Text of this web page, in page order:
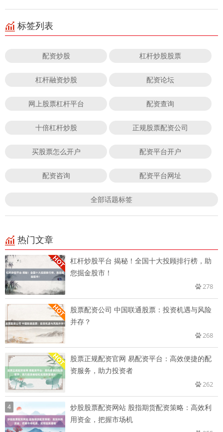
标签列表
配资炒股 杠杆炒股股票
杠杆融资炒股 配资论坛
网上股票杠杆平台 配资查询
十倍杠杆炒股 正规股票配资公司
买股票怎么开户 配资平台开户
配资咨询 配资平台网址
全部话题标签
热门文章
杠杆炒股平台 揭秘！全国十大投顾排行榜，助
您掘金股市！
278
股票配资公司 中国联通股票：投资机遇与风险
并存？
268
股票正规配资官网 易配资平台：高效便捷的配
资服务，助力投资者
262
4
炒股股票配资网站 股指期货配资策略：高效利
用资金，把握市场机